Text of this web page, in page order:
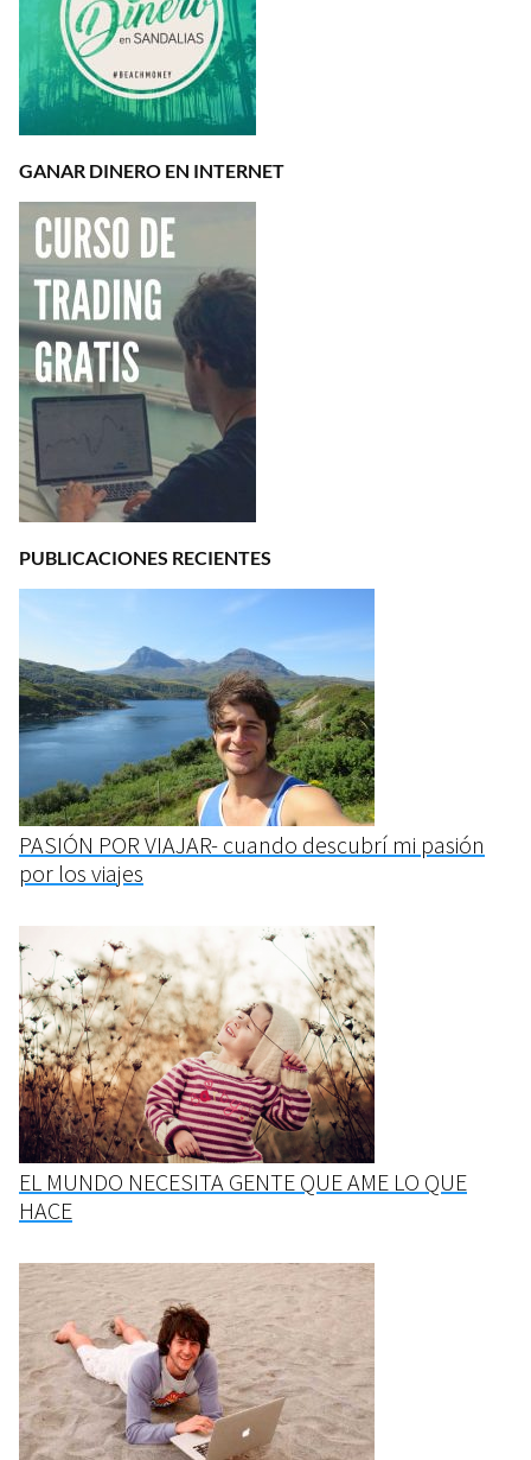
GANAR DINERO EN INTERNET
PUBLICACIONES RECIENTES
PASIÓN POR VIAJAR- cuando descubrí mi pasión
por los viajes
EL MUNDO NECESITA GENTE QUE AME LO QUE
HACE